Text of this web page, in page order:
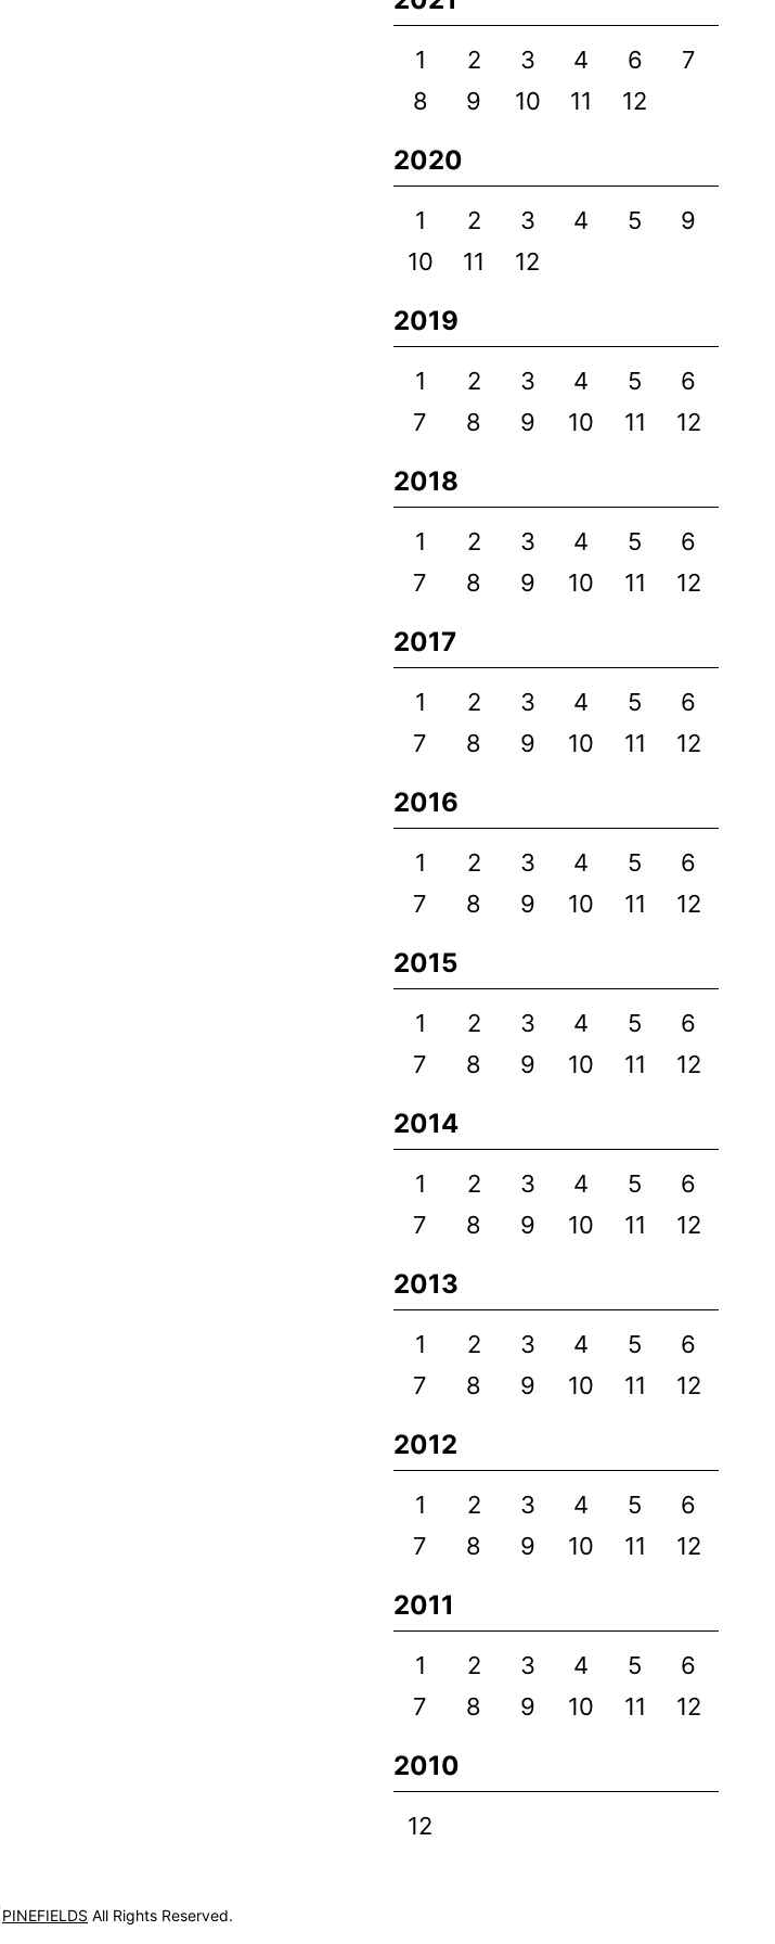
1 2 3 4 6
7
8
9 10 11 12
2020
1 2 3 4 5
9
10
11 12
2019
1 2 3 4 5
6
7
8 9 10 11 12
2018
1 2 3 4 5
6
7
8 9 10 11 12
2017
1 2 3 4 5
6
7
8 9 10 11 12
2016
1 2 3 4 5
6
7
8 9 10 11 12
2015
1 2 3 4 5
6
7
8 9 10 11 12
2014
1 2 3 4 5
6
7
8 9 10 11 12
2013
1 2 3 4 5
6
7
8 9 10 11 12
2012
1 2 3 4 5
6
7
8 9 10 11 12
2011
1 2 3 4 5
6
7
8 9 10 11 12
2010
12
PINEFIELDS All Rights Reserved.